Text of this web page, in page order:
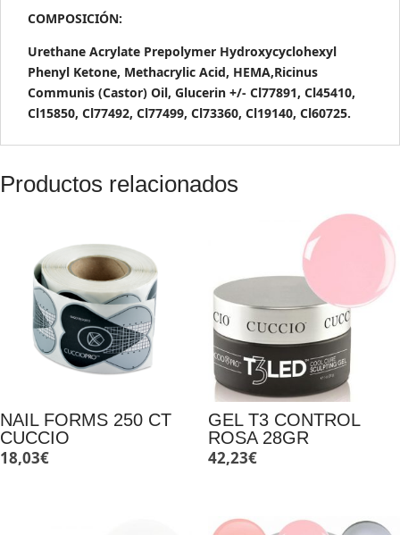
COMPOSICIÓN:
Urethane Acrylate Prepolymer Hydroxycyclohexyl
Phenyl Ketone, Methacrylic Acid, HEMA,Ricinus
Communis (Castor) Oil, Glucerin +/- Cl77891, Cl45410,
Cl15850, Cl77492, Cl77499, Cl73360, Cl19140, Cl60725.
Productos relacionados
NAIL FORMS 250 CT
CUCCIO
18,03€
GEL T3 CONTROL
ROSA 28GR
42,23€